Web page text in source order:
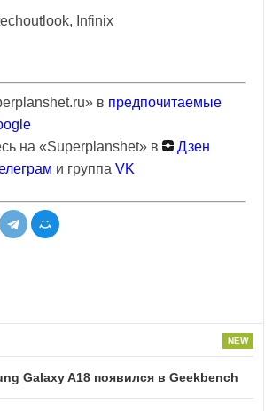
Infinix
в предпочитаемые
на «Superplanshet» в
Дзен
и группа VK
Galaxy A18 появился в Geekbench